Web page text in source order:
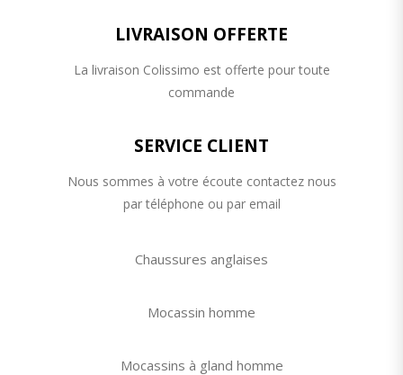
LIVRAISON OFFERTE
La livraison Colissimo est offerte pour toute
commande
SERVICE CLIENT
Nous sommes à votre écoute contactez nous
par téléphone ou par email
Chaussures anglaises
Mocassin homme
Mocassins à gland homme